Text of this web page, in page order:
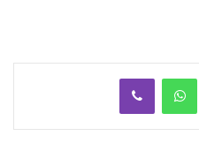
واتساب ڤايبر